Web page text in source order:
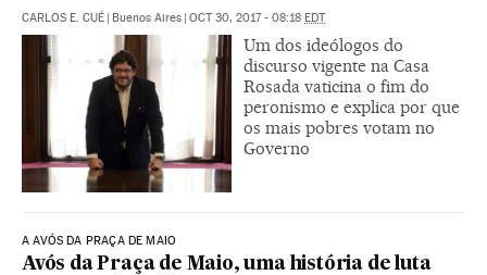
CARLOS E. CUÉ | Buenos Aires | OCT 30, 2017 - 08:18 EDT
Um dos ideólogos do
discurso vigente na Casa
Rosada vaticina o fim do
peronismo e explica por que
os mais pobres votam no
Governo
A AVÓS DA PRAÇA DE MAIO
Avós da Praça de Maio, uma história de luta